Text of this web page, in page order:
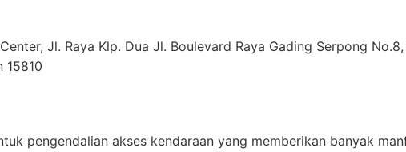
Jl. Raya Klp. Dua Jl. Boulevard Raya Gading Serpong No.8,
15810
pengendalian akses kendaraan yang memberikan banyak